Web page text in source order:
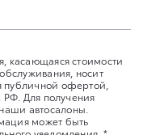
касающаяся стоимости
носит
офертой,
Для получения
автосалоны.
может быть